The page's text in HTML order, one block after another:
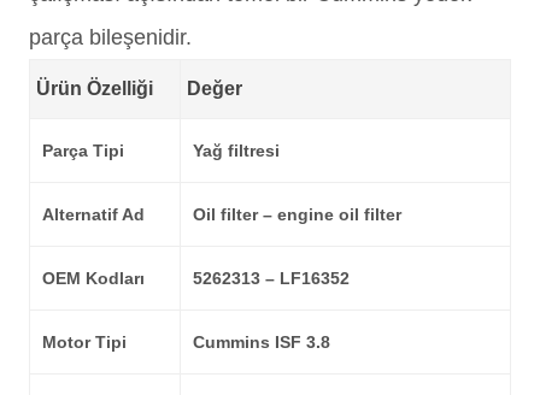
parça bileşenidir.
Ürün Özelliği Değer
Parça Tipi Yağ filtresi
Alternatif Ad Oil filter – engine oil filter
OEM Kodları 5262313 – LF16352
Motor Tipi Cummins ISF 3.8